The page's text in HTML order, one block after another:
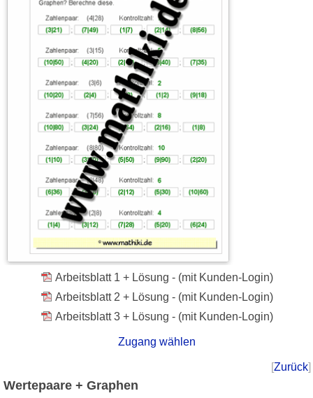
Arbeitsblatt 1 + Lösung - (mit Kunden-Login)
Arbeitsblatt 2 + Lösung - (mit Kunden-Login)
Arbeitsblatt 3 + Lösung - (mit Kunden-Login)
Zugang wählen
[Zurück]
Wertepaare + Graphen